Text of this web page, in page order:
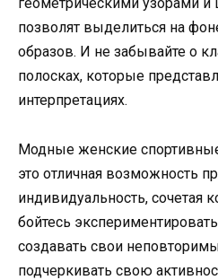
геометрическими узорами
позволят выделиться на
образов. И не забывайте о
полосках, которые
интерпретациях.
Модные женские
это отличная возможность
индивидуальность, сочетая
бойтесь
создавать свои
подчеркивать свою